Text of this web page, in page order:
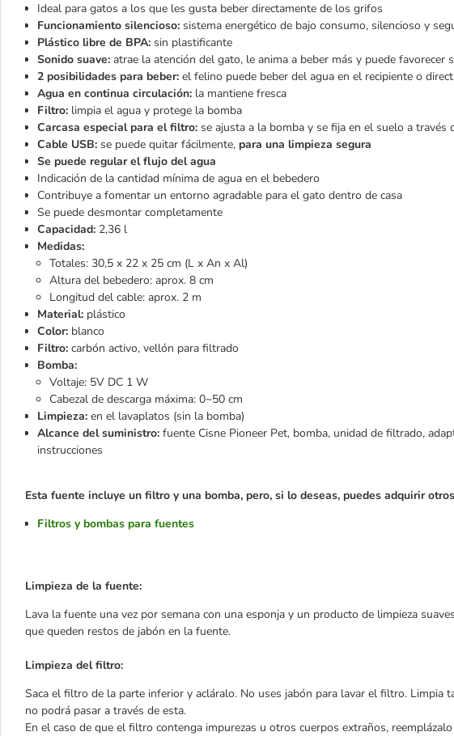
Ideal para gatos a los que les gusta beber directamente de los grifos
Funcionamiento silencioso: sistema energético de bajo consumo, silencioso y
Plástico libre de BPA: sin plastificante
Sonido suave: atrae la atención del gato, le anima a beber más y puede favorecer
2 posibilidades para beber: el felino puede beber del agua en el recipiente o
Agua en continua circulación: la mantiene fresca
Filtro: limpia el agua y protege la bomba
Carcasa especial para el filtro: se ajusta a la bomba y se fija en el suelo a través
Cable USB: se puede quitar fácilmente, para una limpieza segura
Se puede regular el flujo del agua
Indicación de la cantidad mínima de agua en el bebedero
Contribuye a fomentar un entorno agradable para el gato dentro de casa
Se puede desmontar completamente
Capacidad: 2,36 l
Medidas:
Totales: 30,5 x 22 x 25 cm (L x An x Al)
Altura del bebedero: aprox. 8 cm
Longitud del cable: aprox. 2 m
Material: plástico
Color: blanco
Filtro: carbón activo, vellón para filtrado
Bomba:
Voltaje: 5V DC 1 W
Cabezal de descarga máxima: 0~50 cm
Limpieza: en el lavaplatos (sin la bomba)
Alcance del suministro: fuente Cisne Pioneer Pet, bomba, unidad de filtrado,
instrucciones
Esta fuente incluye un filtro y una bomba, pero, si lo deseas, puedes adquirir
Filtros y bombas para fuentes
Limpieza de la fuente:
Lava la fuente una vez por semana con una esponja y un producto de limpieza
que queden restos de jabón en la fuente.
Limpieza del filtro:
Saca el filtro de la parte inferior y acláralo. No uses jabón para lavar el filtro. Limpia
no podrá pasar a través de esta.
En el caso de que el filtro contenga impurezas u otros cuerpos extraños,